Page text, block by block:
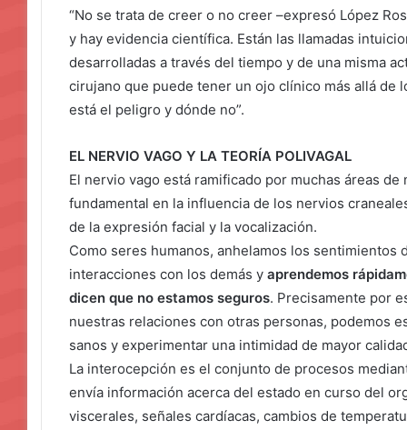
“No se trata de creer o no creer –expresó López
y hay evidencia científica. Están las llamadas
desarrolladas a través del tiempo y de una misma
cirujano que puede tener un ojo clínico más allá de
está el peligro y dónde no”.
EL NERVIO VAGO Y LA TEORÍA POLIVAGAL
El nervio vago está ramificado por muchas áreas
fundamental en la influencia de los nervios
de la expresión facial y la vocalización.
Como seres humanos, anhelamos los sentimientos
interacciones con los demás y aprendemos
dicen que no estamos seguros. Precisamente por
nuestras relaciones con otras personas, podemos
sanos y experimentar una intimidad de mayor
La interocepción es el conjunto de procesos
envía información acerca del estado en curso del
viscerales, señales cardíacas, cambios de